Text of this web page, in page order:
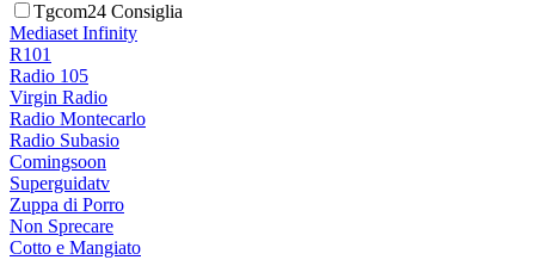
Tgcom24 Consiglia
Mediaset Infinity
R101
Radio 105
Virgin Radio
Radio Montecarlo
Radio Subasio
Comingsoon
Superguidatv
Zuppa di Porro
Non Sprecare
Cotto e Mangiato